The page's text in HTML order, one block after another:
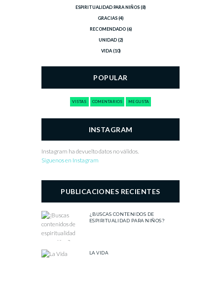
ESPIRITUALIDAD PARA NIÑOS(8)
GRACIAS(4)
RECOMENDADO(6)
UNIDAD(2)
VIDA(10)
POPULAR
VISTAS COMENTARIOS ME GUSTA
INSTAGRAM
Instagram ha devuelto datos no válidos.
Siguenos en Instagram
PUBLICACIONES RECIENTES
¿BUSCAS CONTENIDOS DE
ESPIRITUALIDAD PARA NIÑOS?
LA VIDA